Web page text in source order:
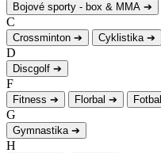
Bojové sporty - box & MMA ➔
C
Crossminton ➔ Cyklistika ➔
D
Discgolf ➔
F
Fitness ➔ Florbal ➔ Fotbal
G
Gymnastika ➔
H